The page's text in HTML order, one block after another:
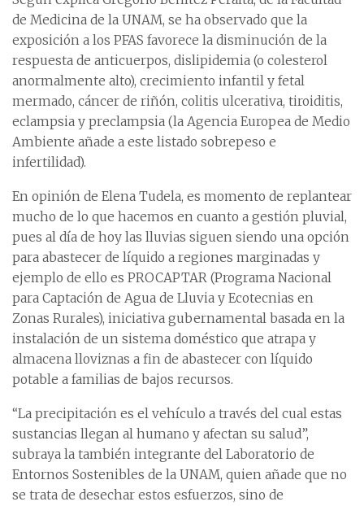
de Medicina de la UNAM, se ha observado que la
exposición a los PFAS favorece la disminución de la
respuesta de anticuerpos, dislipidemia (o colesterol
anormalmente alto), crecimiento infantil y fetal
mermado, cáncer de riñón, colitis ulcerativa, tiroiditis,
eclampsia y preclampsia (la Agencia Europea de Medio
Ambiente añade a este listado sobrepeso e
infertilidad).
En opinión de Elena Tudela, es momento de replantear
mucho de lo que hacemos en cuanto a gestión pluvial,
pues al día de hoy las lluvias siguen siendo una opción
para abastecer de líquido a regiones marginadas y
ejemplo de ello es PROCAPTAR (Programa Nacional
para Captación de Agua de Lluvia y Ecotecnias en
Zonas Rurales), iniciativa gubernamental basada en la
instalación de un sistema doméstico que atrapa y
almacena lloviznas a fin de abastecer con líquido
potable a familias de bajos recursos.
“La precipitación es el vehículo a través del cual estas
sustancias llegan al humano y afectan su salud”,
subraya la también integrante del Laboratorio de
Entornos Sostenibles de la UNAM, quien añade que no
se trata de desechar estos esfuerzos, sino de